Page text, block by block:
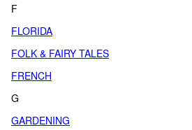
F
FLORIDA
FOLK & FAIRY TALES
FRENCH
G
GARDENING